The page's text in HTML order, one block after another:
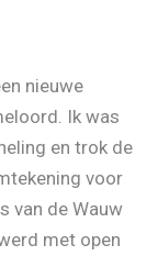
nieuwe
Ik was
en trok de
voor
van de Wauw
met open